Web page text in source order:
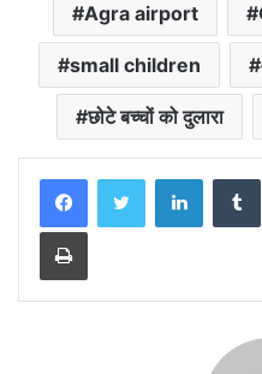
b
o
k
t
s
A
p
p
t
t
e
r
e
g
r
a
m
l
i
Agra airport
small children
छोटे बच्चों को दुलारा
LinkedIn
Print